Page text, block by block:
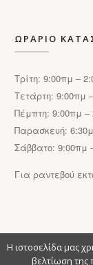
ΩΡΑΡΙΟ
Τρίτη: 9:00πμ –
Τετάρτη: 9:00πμ
Πέμπτη: 9:00πμ
Παρασκευή:
Σάββατο: 9:00πμ
Για ραντεβού
Η ιστοσελίδα μας
βελτίωση της